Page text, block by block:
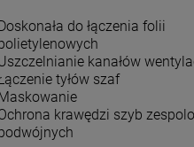
do łączenia folii
kanałów
tyłów szaf
krawędzi szyb